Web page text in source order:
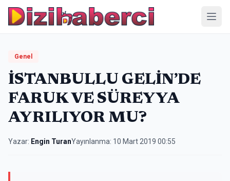
Genel
İSTANBULLU GELİN’DE
FARUK VE SÜREYYA
AYRILIYOR MU?
Yazar: Engin TuranYayınlanma: 10 Mart 2019 00:55